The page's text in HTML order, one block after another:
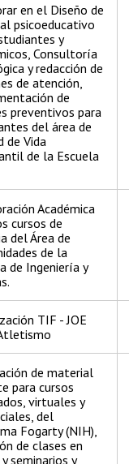
en el Diseño de
psicoeducativo
y
Consultoría
y redacción de
de atención,
de
preventivos para
del área de
de Vida
de la Escuela
Académica
cursos de
del Área de
de la
de Ingeniería y
TIF - JOE
de material
para cursos
virtuales y
del
Fogarty (NIH),
de clases en
seminarios y